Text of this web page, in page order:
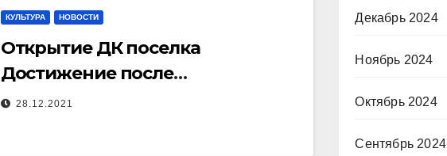
КУЛЬТУРА НОВОСТИ
Открытие ДК поселка
Достижение после
капитального ремонта
28.12.2021
Декабрь 2024
Ноябрь 2024
Октябрь 2024
Сентябрь 2024